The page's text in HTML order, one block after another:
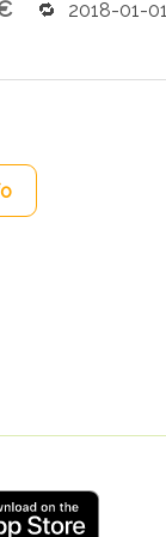
2018-01-